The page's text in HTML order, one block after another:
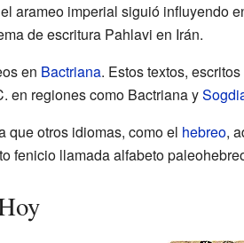
arameo imperial siguió influyendo
de escritura Pahlavi en Irán.
en Bactriana. Estos textos,
en regiones como Bactriana y
que otros idiomas, como el hebreo,
fenicio llamada alfabeto